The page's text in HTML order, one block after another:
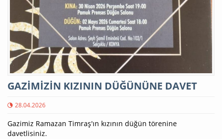
GAZİMİZİN KIZININ DÜĞÜNÜNE DAVET
28.04.2026
Gazimiz Ramazan Timraş'ın kızının düğün törenine
davetlisiniz.